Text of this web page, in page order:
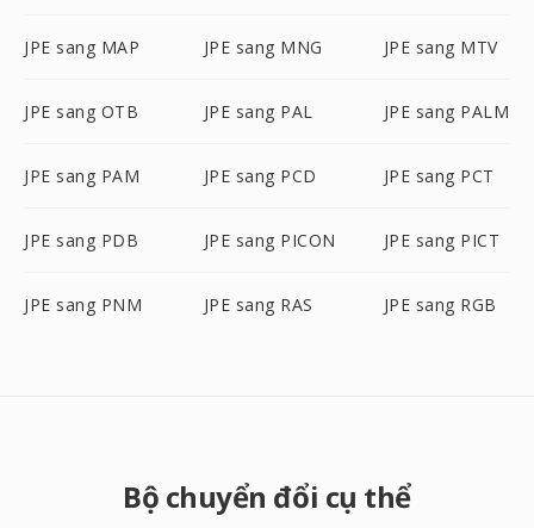
JPE sang MAP JPE sang MNG JPE sang MTV
JPE sang OTB JPE sang PAL JPE sang PALM
JPE sang PAM JPE sang PCD JPE sang PCT
JPE sang PDB JPE sang PICON JPE sang PICT
JPE sang PNM JPE sang RAS JPE sang RGB
Bộ chuyển đổi cụ thể